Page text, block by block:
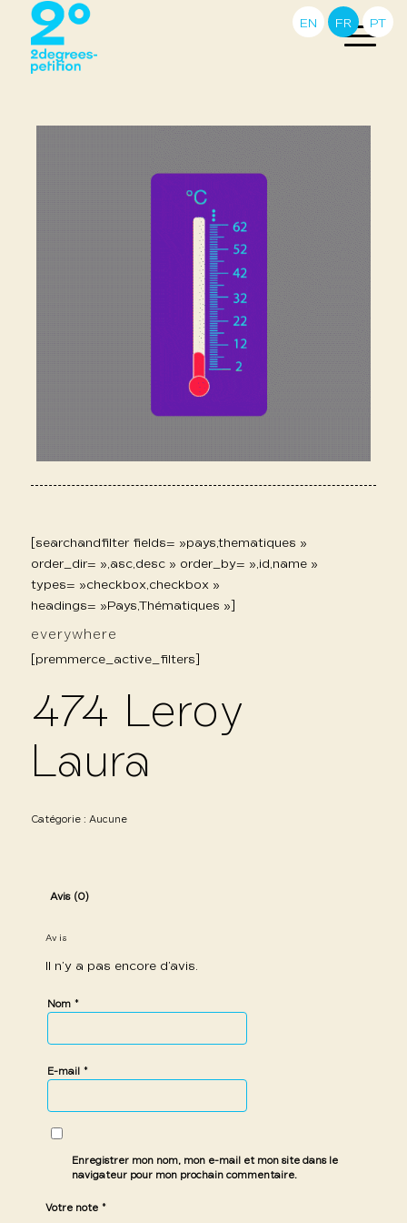
[searchandfilter fields= »pays,thematiques »
order_dir= »,asc,desc » order_by= »,id,name »
types= »checkbox,checkbox »
headings= »Pays,Thématiques »]
everywhere
[premmerce_active_filters]
474 Leroy
Laura
Catégorie : Aucune
Avis (0)
Avis
Il n’y a pas encore d’avis.
Nom *
E-mail *
Enregistrer mon nom, mon e-mail et mon site dans le
navigateur pour mon prochain commentaire.
Votre note *
EN FR PT